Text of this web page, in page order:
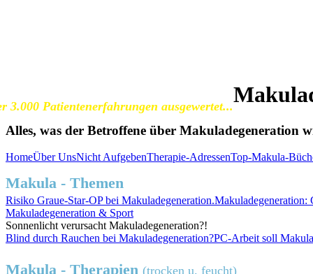
3.000 Patientenerfahrungen ausgewertet...
Alles, was der Betroffene über Makuladegeneration
HomeÜber UnsNicht AufgebenTherapie-AdressenTop-Makula-
Makula - Themen
Risiko Graue-Star-OPbei Makuladegeneration.Makuladegeneration:
Makuladegeneration & Sport
Sonnenlichtverursacht Makuladegeneration?!
Blind durch Rauchen bei Makuladegeneration?PC-Arbeit soll
Makula - Therapien (trocken u. feucht)